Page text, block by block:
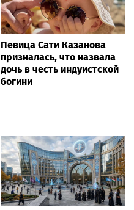
Певица Сати Казанова
призналась, что назвала
дочь в честь индуистской
богини